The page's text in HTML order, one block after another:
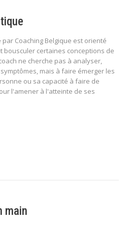
Coaching Belgique est orienté
bousculer certaines conceptions de
ne cherche pas à analyser,
mais à faire émerger les
ou sa capacité à faire de
l'amener à l'atteinte de ses
main